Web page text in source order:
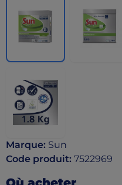
Marque: Sun
Code produit: 7522969